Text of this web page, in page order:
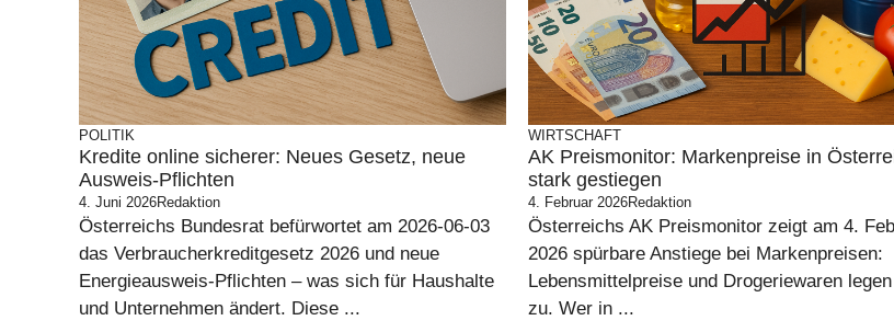
POLITIK
Kredite online sicherer: Neues Gesetz, neue
Ausweis-Pflichten
4. Juni 2026Redaktion
Österreichs Bundesrat befürwortet am 2026-06-03
das Verbraucherkreditgesetz 2026 und neue
Energieausweis-Pflichten – was sich für Haushalte
und Unternehmen ändert. Diese ...
WIRTSCHAFT
AK Preismonitor: Markenpreise in
stark gestiegen
4. Februar 2026Redaktion
Österreichs AK Preismonitor zeigt am 4.
2026 spürbare Anstiege bei Markenpreisen:
Lebensmittelpreise und Drogeriewaren
zu. Wer in ...